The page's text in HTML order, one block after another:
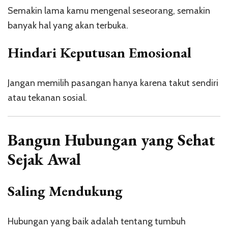
Semakin lama kamu mengenal seseorang, semakin
banyak hal yang akan terbuka.
Hindari Keputusan Emosional
Jangan memilih pasangan hanya karena takut sendiri
atau tekanan sosial.
Bangun Hubungan yang Sehat
Sejak Awal
Saling Mendukung
Hubungan yang baik adalah tentang tumbuh